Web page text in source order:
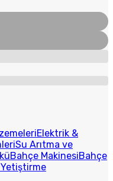
Elektrik &
Su Arıtma ve
Bahçe MakinesiBahçe
Yetiştirme